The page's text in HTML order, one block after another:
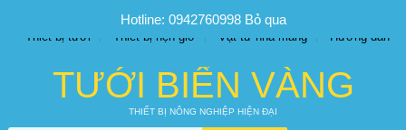
SP PHUN SƯƠNG GIÁ TỐT Bộ KIT tưới
Thiết bị tưới
Thiết bị hẹn giờ Vật tư nhà màng Hướng dẫn
TƯỚI BIỂN VÀNG
THIẾT BỊ NÔNG NGHIỆP HIỆN ĐẠI
Hotline: 0942760998 Bỏ qua